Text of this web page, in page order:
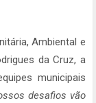
Ambiental e
da Cruz, a
municipais
desafios vão